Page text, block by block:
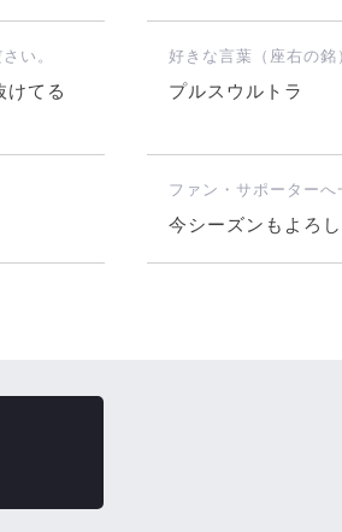
い。
けてる
好きな言葉（座右の銘
プルスウルトラ
ファン・サポーターへ
今シーズンもよろ